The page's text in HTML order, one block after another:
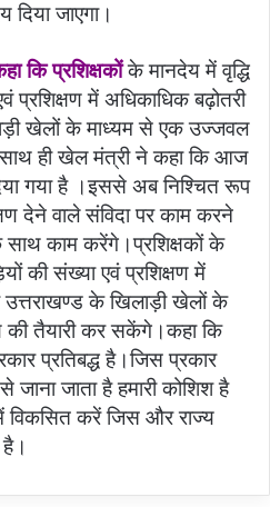
जाएगा।
कि प्रशिक्षकोंके मानदेय में वृद्धि
प्रशिक्षण में अधिकाधिक बढ़ोतरी
खेलों के माध्यम से एक उज्जवल
ही खेल मंत्री ने कहा कि आज
गया है ।इससे अब निश्चित रूप
देने वाले संविदा पर काम करने
काम करेंगे।प्रशिक्षकों के
की संख्या एवं प्रशिक्षण में
उत्तराखण्ड के खिलाड़ी खेलों के
तैयारी कर सकेंगे।कहा कि
प्रतिबद्ध है।जिस प्रकार
जाता है हमारी कोशिश है
करें जिस और राज्य